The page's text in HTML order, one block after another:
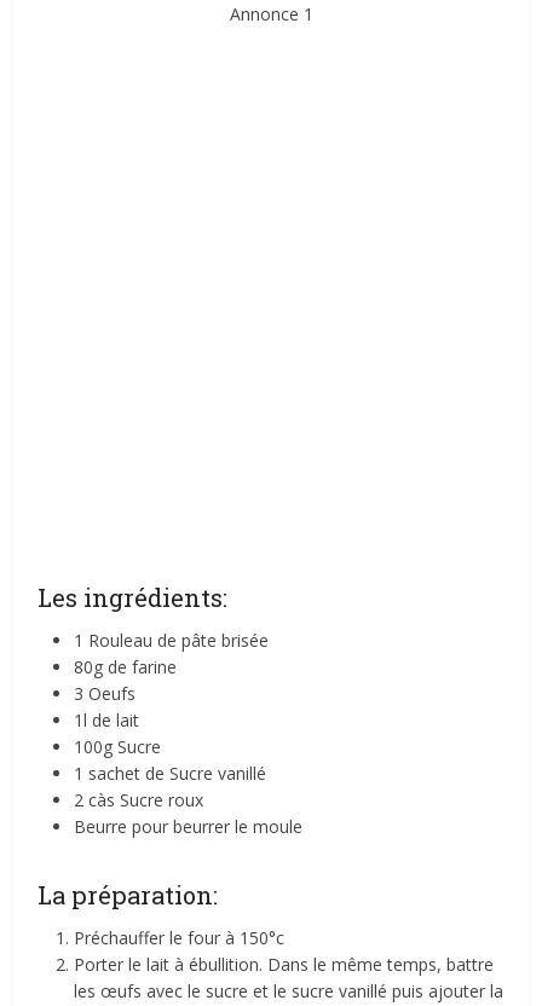
Annonce 1
Les ingrédients:
1 Rouleau de pâte brisée
80g de farine
3 Oeufs
1l de lait
100g Sucre
1 sachet de Sucre vanillé
2 càs Sucre roux
Beurre pour beurrer le moule
La préparation:
Préchauffer le four à 150°c
Porter le lait à ébullition. Dans le même temps, battre
les œufs avec le sucre et le sucre vanillé puis ajouter la